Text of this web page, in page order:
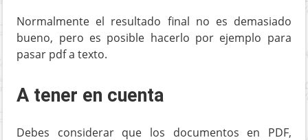
Normalmente el resultado final no es demasiado
bueno, pero es posible hacerlo por ejemplo para
pasar pdf a texto.
A tener en cuenta
Debes considerar que los documentos en PDF,